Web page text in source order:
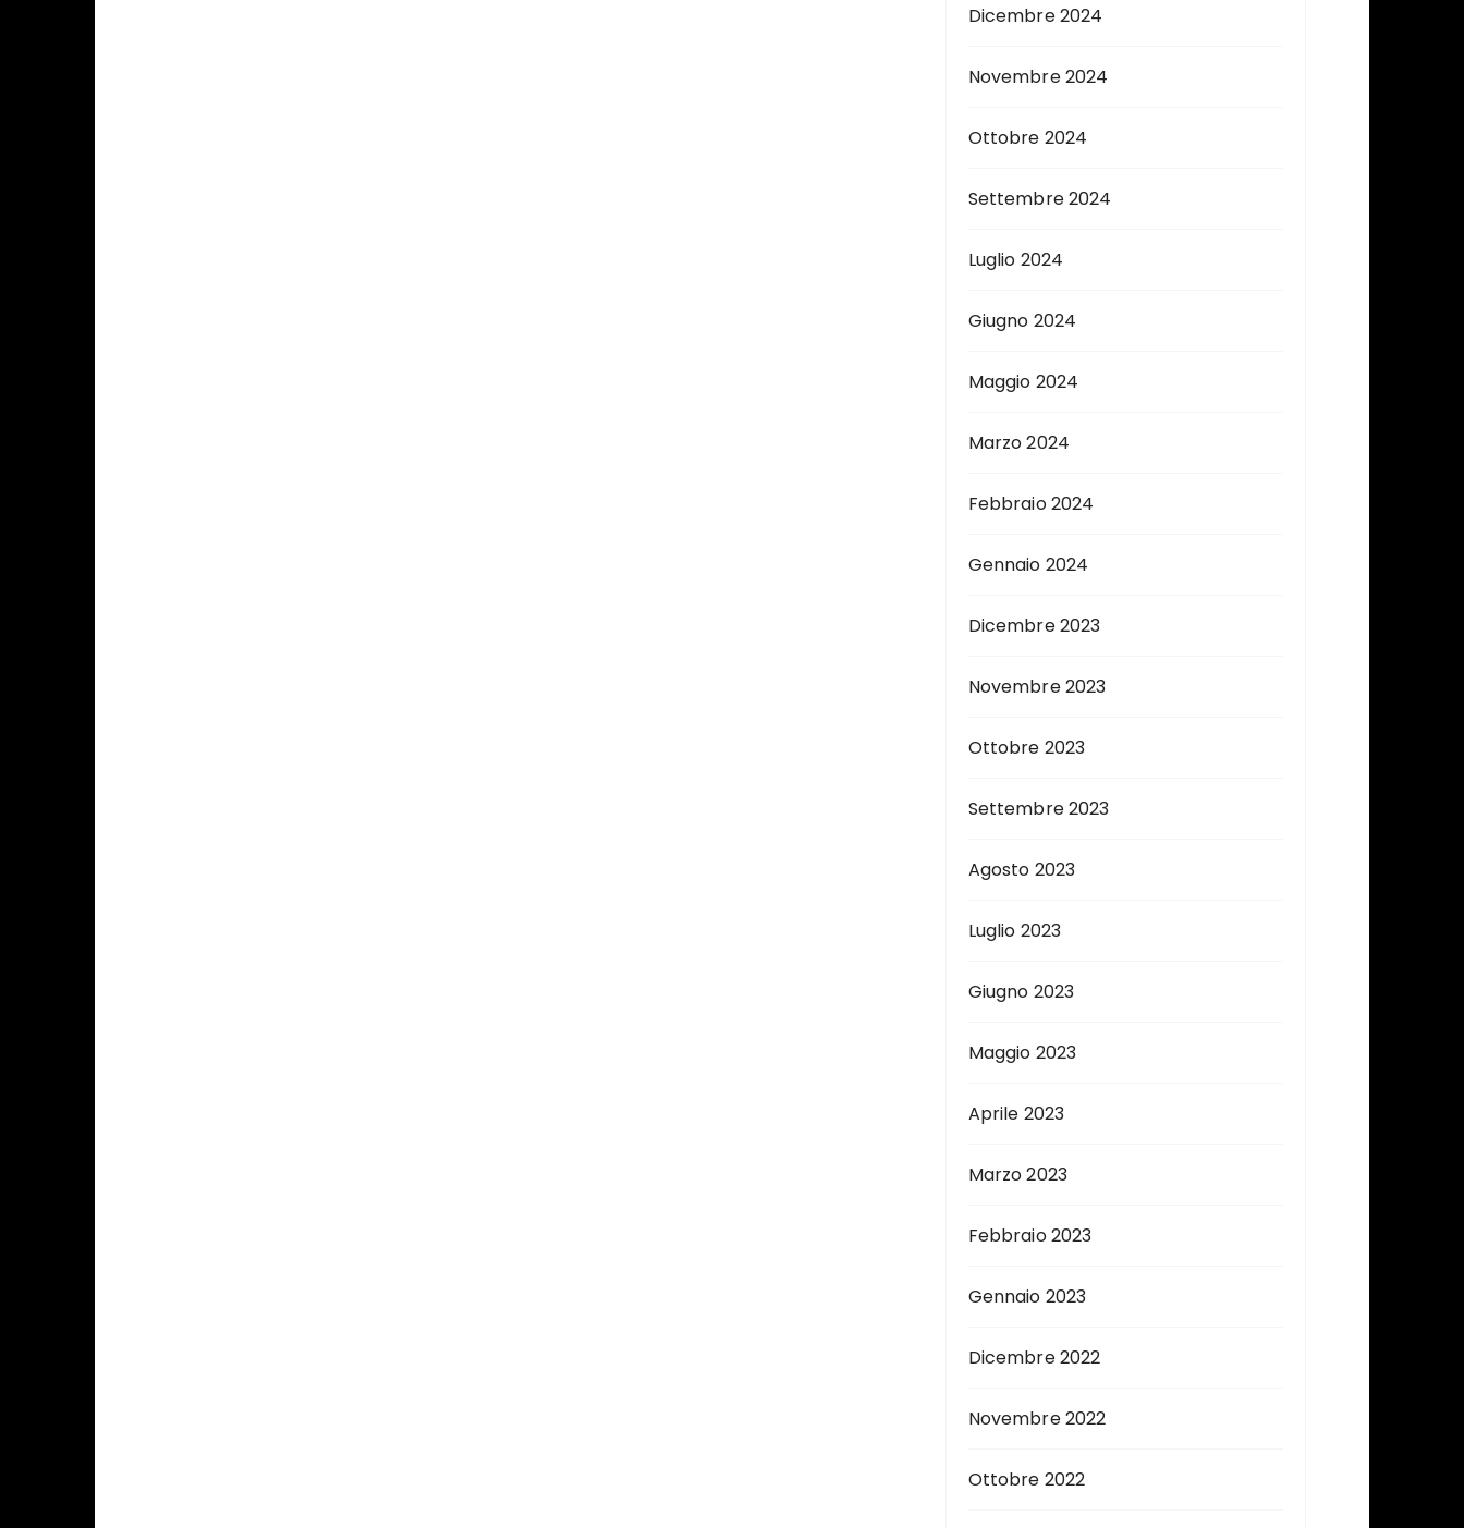
Dicembre 2024
Novembre 2024
Ottobre 2024
Settembre 2024
Luglio 2024
Giugno 2024
Maggio 2024
Marzo 2024
Febbraio 2024
Gennaio 2024
Dicembre 2023
Novembre 2023
Ottobre 2023
Settembre 2023
Agosto 2023
Luglio 2023
Giugno 2023
Maggio 2023
Aprile 2023
Marzo 2023
Febbraio 2023
Gennaio 2023
Dicembre 2022
Novembre 2022
Ottobre 2022